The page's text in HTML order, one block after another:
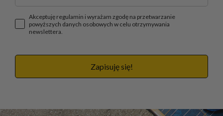
Akceptuję regulamin i wyrażam zgodę na przetwarzanie
powyższych danych osobowych w celu otrzymywania
newslettera.
Zapisuję się!